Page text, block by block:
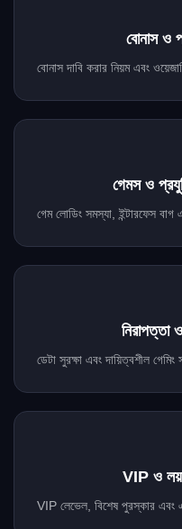
বোনাস ও
বোনাস দাবি করার নিয়ম এবং
গেমস ও
গেম লোডিং সমস্যা, ইন্টারফেস
নিরাপত্তা
ডেটা সুরক্ষা এবং দায়িত্বশীল
VIP ও
VIP লেভেল, বিশেষ পুরস্কার